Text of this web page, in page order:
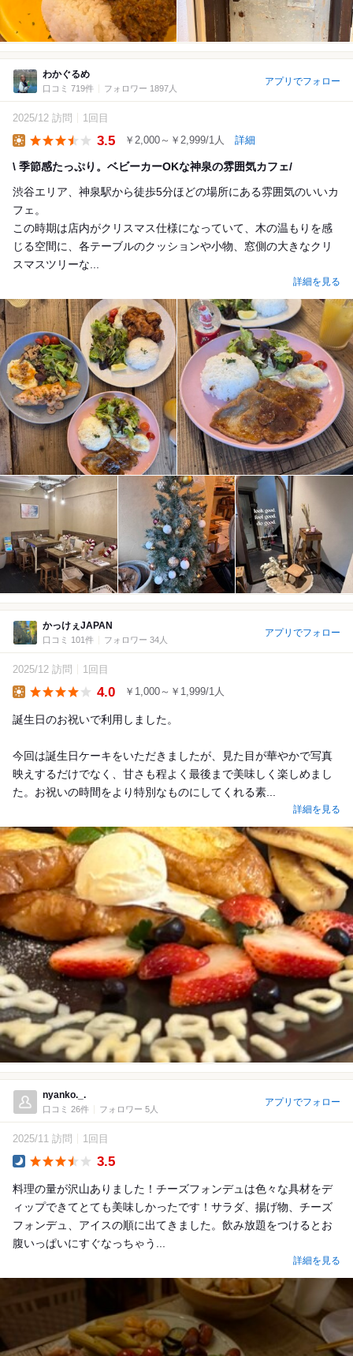
わかぐるめ
口コミ 719件 フォロワー 1897人
アプリでフォロー
2025/12 訪問 1回目
3.5 ￥2,000～￥2,999/1人 詳細
\ 季節感たっぷり。ベビーカーOKな神泉の雰囲気カフェ/
渋谷エリア、神泉駅から徒歩5分ほどの場所にある雰囲気のいいカ
フェ。
この時期は店内がクリスマス仕様になっていて、木の温もりを感
じる空間に、各テーブルのクッションや小物、窓側の大きなクリ
スマスツリーな...
詳細を見る
かっけぇJAPAN
口コミ 101件 フォロワー 34人
アプリでフォロー
2025/12 訪問 1回目
4.0 ￥1,000～￥1,999/1人
誕生日のお祝いで利用しました。
今回は誕生日ケーキをいただきましたが、見た目が華やかで写真
映えするだけでなく、甘さも程よく最後まで美味しく楽しめまし
た。お祝いの時間をより特別なものにしてくれる素...
詳細を見る
nyanko._.
口コミ 26件 フォロワー 5人
アプリでフォロー
2025/11 訪問 1回目
3.5
料理の量が沢山ありました！チーズフォンデュは色々な具材をデ
ィップできてとても美味しかったです！サラダ、揚げ物、チーズ
フォンデュ、アイスの順に出てきました。飲み放題をつけるとお
腹いっぱいにすぐなっちゃう...
詳細を見る